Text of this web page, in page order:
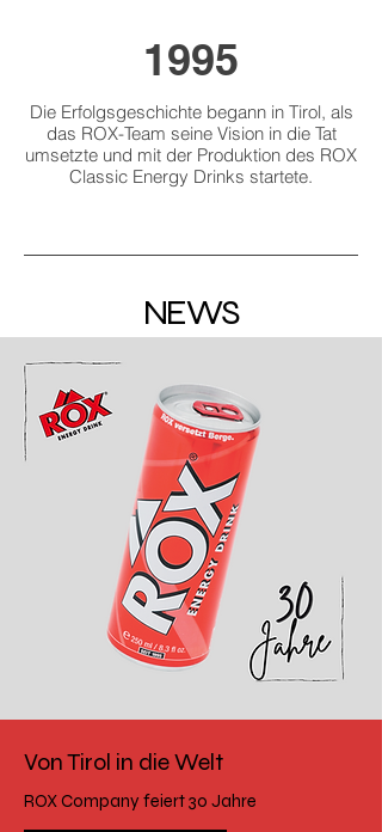
1995
Die Erfolgsgeschichte begann in Tirol, als
das ROX-Team seine Vision in die Tat
umsetzte und mit der Produktion des ROX
Classic Energy Drinks startete.
NEWS
Von Tirol in die Welt
ROX Company feiert 30 Jahre